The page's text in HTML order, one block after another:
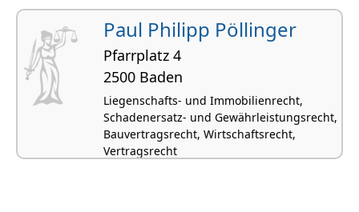
Gesellschaftsrecht,
Gesellschaftsgründungen, Gewerberecht,
Inkassowesen
Paul Philipp Pöllinger
Pfarrplatz 4
2500 Baden
Liegenschafts- und Immobilienrecht,
Schadenersatz- und Gewährleistungsrecht,
Bauvertragsrecht, Wirtschaftsrecht,
Vertragsrecht